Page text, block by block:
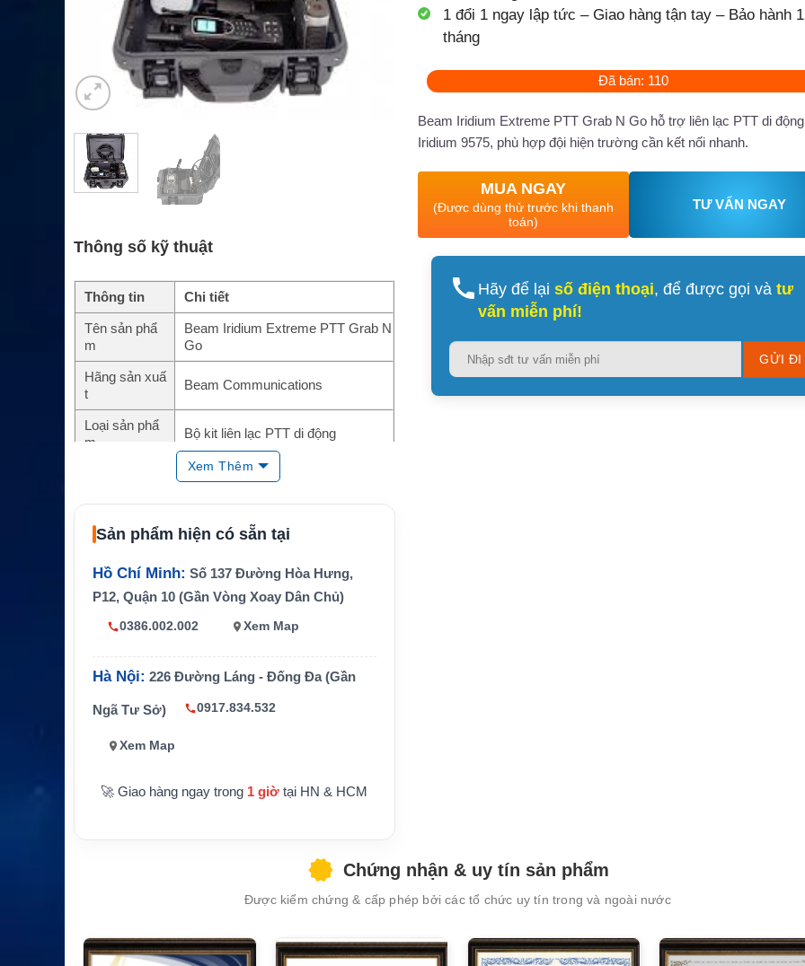
Thông số kỹ thuật
Thông tin Chi tiết
Tên sản phẩ
m
Beam Iridium Extreme PTT Grab N
Go
Hãng sản xuấ
t
Beam Communications
Loại sản phẩ
m
Bộ kit liên lạc PTT di động
Iridium Extreme 9575/PTT
Chế độ hỗ trợ Push To Talk và thoại tiêu chuẩn
Vali di động chống chịu thời tiết
Iridium 9575 không bao gồm trong
Xem Thêm
Sản phẩm hiện có sẵn tại
Hồ Chí Minh: Số 137 Đường Hòa Hưng,
P12, Quận 10 (Gần Vòng Xoay Dân Chủ)
0386.002.002 Xem Map
Hà Nội: 226 Đường Láng - Đống Đa (Gần
Ngã Tư Sở) 0917.834.532
Xem Map
🚀 Giao hàng ngay trong 1 giờ tại HN & HCM
1 đổi 1 ngay lập tức – Giao hàng tận tay – Bảo hành
tháng
Đã bán: 110
Beam Iridium Extreme PTT Grab N Go hỗ trợ liên lạc PTT di
Iridium 9575, phù hợp đội hiện trường cần kết nối nhanh.
MUA NGAY
(Được dùng thử trước khi thanh
toán)
TƯ VẤN NGAY
Hãy để lại số điện thoại, để được gọi và tư
vấn miễn phí!
Please
this
Chứng nhận & uy tín sản phẩm
Được kiểm chứng & cấp phép bởi các tổ chức uy tín trong và ngoài nước
XEM CHI TIẾT